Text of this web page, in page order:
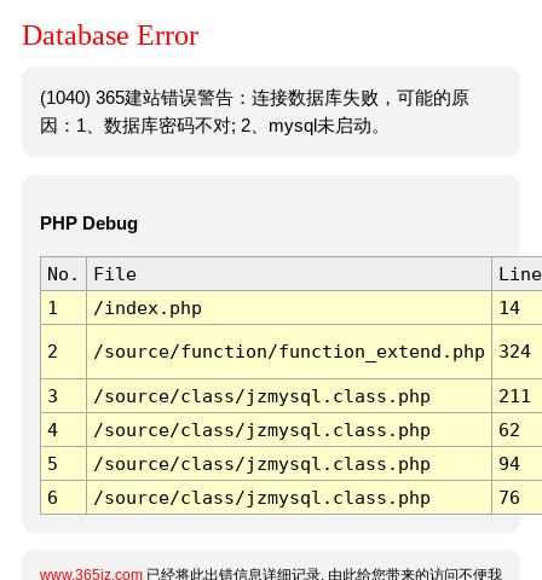
Database Error
(1040) 365建站错误警告：连接数据库失败，可能的原
因：1、数据库密码不对; 2、mysql未启动。
PHP Debug
No. File
Line
1
/index.php 14
2 /source/function/function_extend.php 324
3 /source/class/jzmysql.class.php
211
4
/source/class/jzmysql.class.php
62
5
/source/class/jzmysql.class.php
94
6
/source/class/jzmysql.class.php 76
www.365jz.com 已经将此出错信息详细记录, 由此给您带来的访问不便我